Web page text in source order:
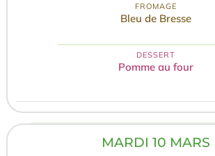
FROMAGE
Bleu de Bresse
DESSERT
Pomme au four
MARDI 10 MARS